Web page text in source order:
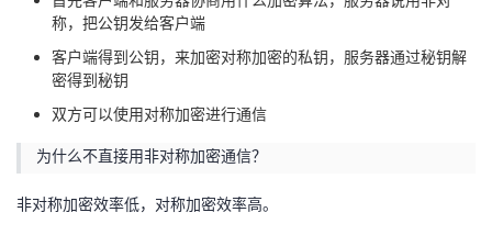
称，把公钥发给客户端
客户端得到公钥，来加密对称加密的私钥，服务器通过秘钥解
密得到秘钥
双方可以使用对称加密进行通信
为什么不直接用非对称加密通信？
非对称加密效率低，对称加密效率高。